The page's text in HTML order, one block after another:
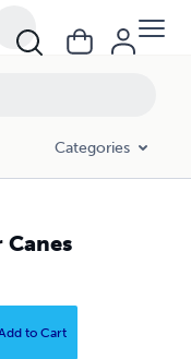
Categories
to Cart